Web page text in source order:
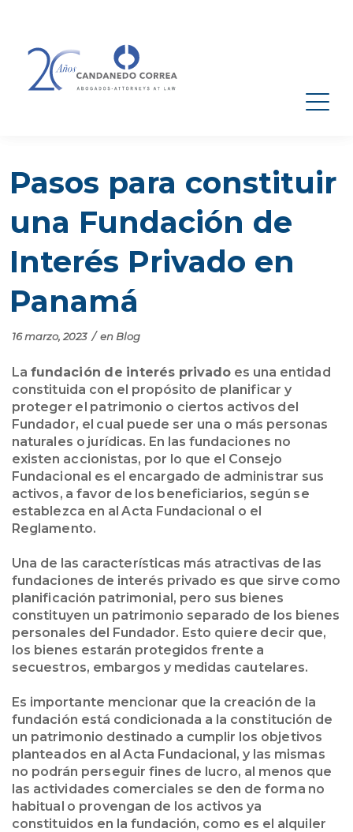
Pasos para constituir
una Fundación de
Interés Privado en
Panamá
16 marzo, 2023 /en Blog
La fundación de interés privado es una entidad
constituida con el propósito de planificar y
proteger el patrimonio o ciertos activos del
Fundador, el cual puede ser una o más personas
naturales o jurídicas. En las fundaciones no
existen accionistas, por lo que el Consejo
Fundacional es el encargado de administrar sus
activos, a favor de los beneficiarios, según se
establezca en al Acta Fundacional o el
Reglamento.
Una de las características más atractivas de las
fundaciones de interés privado es que sirve como
planificación patrimonial, pero sus bienes
constituyen un patrimonio separado de los bienes
personales del Fundador. Esto quiere decir que,
los bienes estarán protegidos frente a
secuestros, embargos y medidas cautelares.
Es importante mencionar que la creación de la
fundación está condicionada a la constitución de
un patrimonio destinado a cumplir los objetivos
planteados en al Acta Fundacional, y las mismas
no podrán perseguir fines de lucro, al menos que
las actividades comerciales se den de forma no
habitual o provengan de los activos ya
constituidos en la fundación, como es el alquiler